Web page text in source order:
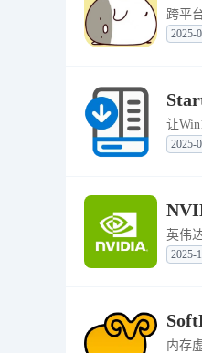
跨平
2025-
让
2025-
英伟
2025-
内存